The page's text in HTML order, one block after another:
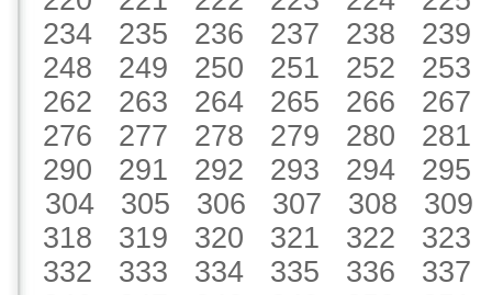
234
235 236 237 238
239
248
249 250 251 252
253
262
263 264 265 266
267
276
277 278 279 280
281
290
291 292 293 294
295
304
305 306 307 308
309
318
319 320 321 322
323
332
333 334 335 336
337